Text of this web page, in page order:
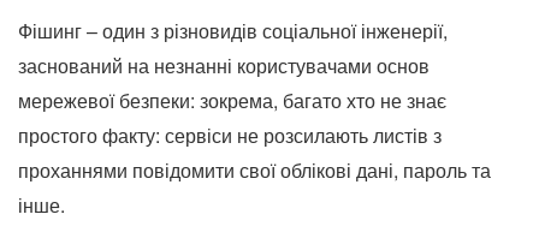
Фішинг – один з різновидів соціальної інженерії,
заснований на незнанні користувачами основ
мережевої безпеки: зокрема, багато хто не знає
простого факту: сервіси не розсилають листів з
проханнями повідомити свої облікові дані, пароль та
інше.